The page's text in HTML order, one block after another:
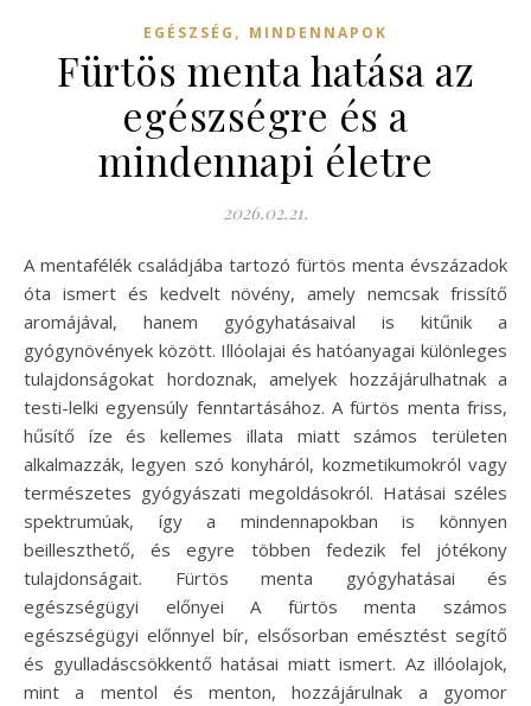
EGÉSZSÉG , MINDENNAPOK
Fürtös menta hatása az
egészségre és a
mindennapi életre
2026.02.21.
A mentafélék családjába tartozó fürtös menta évszázadok
óta ismert és kedvelt növény, amely nemcsak frissítő
aromájával, hanem gyógyhatásaival is kitűnik a
gyógynövények között. Illóolajai és hatóanyagai különleges
tulajdonságokat hordoznak, amelyek hozzájárulhatnak a
testi-lelki egyensúly fenntartásához. A fürtös menta friss,
hűsítő íze és kellemes illata miatt számos területen
alkalmazzák, legyen szó konyháról, kozmetikumokról vagy
természetes gyógyászati megoldásokról. Hatásai széles
spektrumúak, így a mindennapokban is könnyen
beilleszthető, és egyre többen fedezik fel jótékony
tulajdonságait. Fürtös menta gyógyhatásai és
egészségügyi előnyei A fürtös menta számos
egészségügyi előnnyel bír, elsősorban emésztést segítő
és gyulladáscsökkentő hatásai miatt ismert. Az illóolajok,
mint a mentol és menton, hozzájárulnak a gyomor